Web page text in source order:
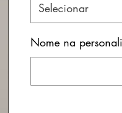
Selecionar
Nome na